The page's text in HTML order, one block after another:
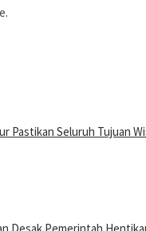
Pastikan Seluruh Tujuan
Desak Pemerintah